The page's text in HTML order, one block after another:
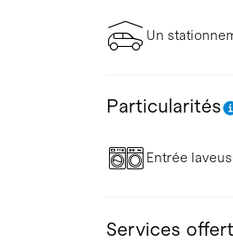
Un
Particularités
Entrée
Services